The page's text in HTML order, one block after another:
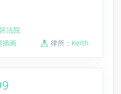
法院
插画 律所： Keith